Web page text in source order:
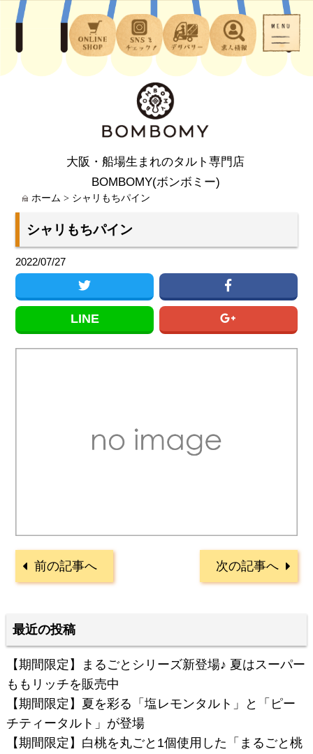
大阪・船場生まれのタルト専門店
BOMBOMY(ボンボミー)
ホーム > シャリもちパイン
シャリもちパイン
2022/07/27
LINE
前の記事へ 次の記事へ
最近の投稿
【期間限定】まるごとシリーズ新登場♪ 夏はスーパー
ももリッチを販売中
【期間限定】夏を彩る「塩レモンタルト」と「ピー
チティータルト」が登場
【期間限定】白桃を丸ごと1個使用した「まるごと桃